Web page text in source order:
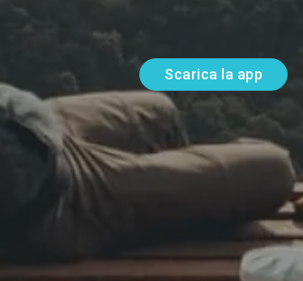
Scarica la app